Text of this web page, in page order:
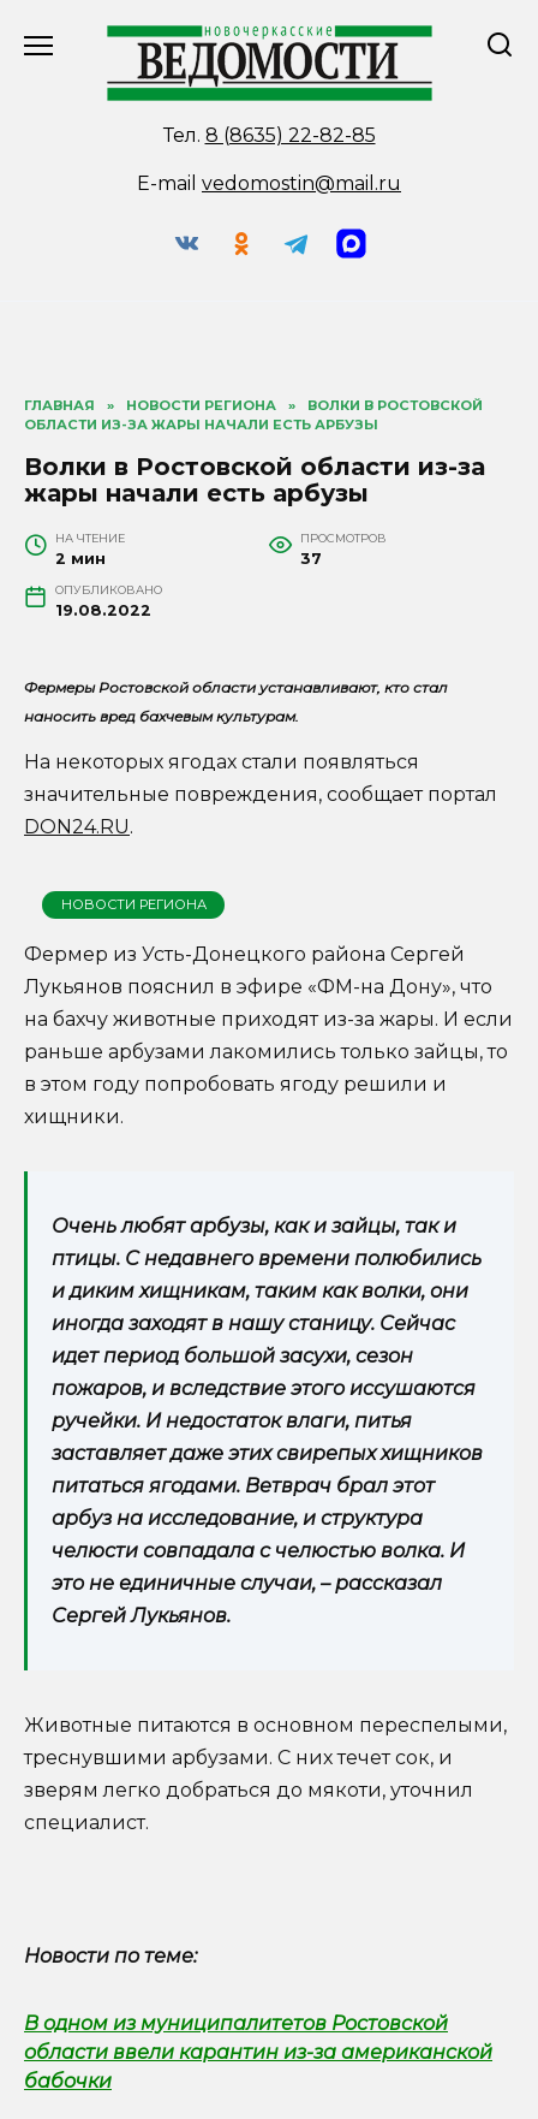
Тел. 8 (8635) 22-82-85
E-mail vedomostin@mail.ru
ГЛАВНАЯ » НОВОСТИ РЕГИОНА »
ВОЛКИ В РОСТОВСКОЙ
ОБЛАСТИ ИЗ-ЗА ЖАРЫ НАЧАЛИ ЕСТЬ АРБУЗЫ
Волки в Ростовской области из-за
жары начали есть арбузы
НА ЧТЕНИЕ
2 мин
ПРОСМОТРОВ
37
ОПУБЛИКОВАНО
19.08.2022
Фермеры Ростовской области устанавливают, кто стал
наносить вред бахчевым культурам.
На некоторых ягодах стали появляться
значительные повреждения, сообщает портал
DON24.RU.
НОВОСТИ РЕГИОНА
Фермер из Усть-Донецкого района Сергей
Лукьянов пояснил в эфире «ФМ-на Дону», что
на бахчу животные приходят из-за жары. И если
раньше арбузами лакомились только зайцы, то
в этом году попробовать ягоду решили и
хищники.
Очень любят арбузы, как и зайцы, так и
птицы. С недавнего времени полюбились
и диким хищникам, таким как волки, они
иногда заходят в нашу станицу. Сейчас
идет период большой засухи, сезон
пожаров, и вследствие этого иссушаются
ручейки. И недостаток влаги, питья
заставляет даже этих свирепых хищников
питаться ягодами. Ветврач брал этот
арбуз на исследование, и структура
челюсти совпадала с челюстью волка. И
это не единичные случаи, – рассказал
Сергей Лукьянов.
Животные питаются в основном переспелыми,
треснувшими арбузами. С них течет сок, и
зверям легко добраться до мякоти, уточнил
специалист.
Новости по теме:
В одном из муниципалитетов Ростовской
области ввели карантин из-за американской
бабочки